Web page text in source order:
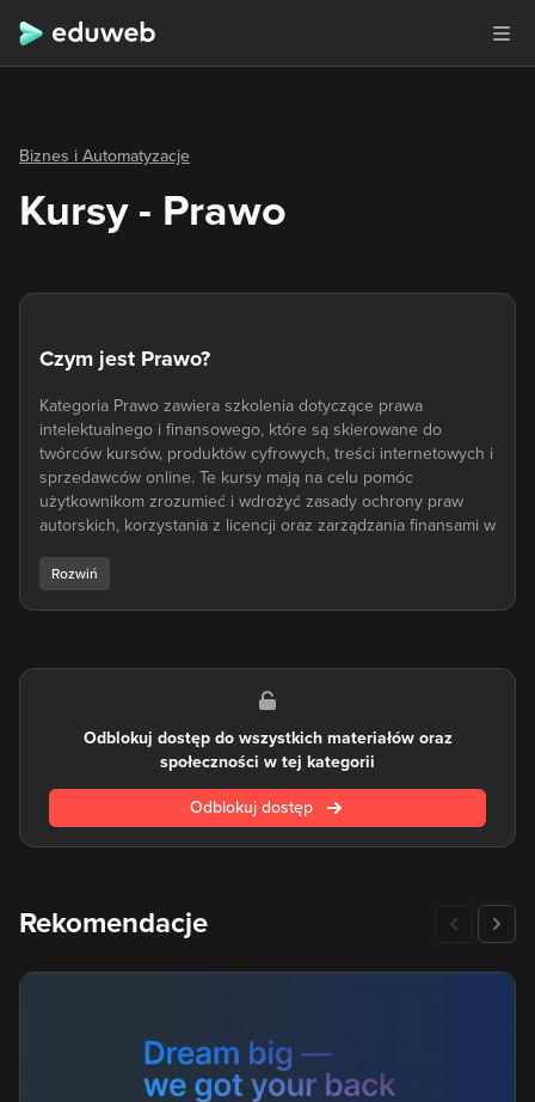
Biznes i Automatyzacje
Kursy - Prawo
Czym jest Prawo?
Kategoria Prawo zawiera szkolenia dotyczące prawa
intelektualnego i finansowego, które są skierowane do
twórców kursów, produktów cyfrowych, treści internetowych i
sprzedawców online. Te kursy mają na celu pomóc
użytkownikom zrozumieć i wdrożyć zasady ochrony praw
autorskich, korzystania z licencji oraz zarządzania finansami w
W ramach tej kategorii znajdują się różnorodne kursy, takie
działających w branży cyfrowej i wiele innych. Celem tych
kursów jest dostarczenie praktycznej wiedzy i narzędzi, które
pomogą twórcom i sprzedawcom działać zgodnie z
obowiązującym prawem oraz optymalizować swoje finanse w
kontekście branży cyfrowej.
Kursy z zakresu prawa są szczególnie przydatne dla twórców,
autorskich, prawidłowe korzystanie z licencji oraz właściwe
zarządzanie aspektami finansowymi w tym obszarze.
Odblokuj dostęp do wszystkich materiałów oraz
społeczności w tej kategorii
Odblokuj dostęp
Rekomendacje